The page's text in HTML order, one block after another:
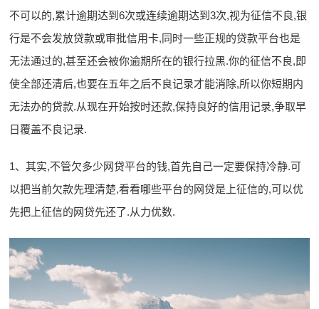
不可以的,累计逾期达到6次或连续逾期达到3次,视为征信不良,银
行是不会发放贷款或审批信用卡,同时一些正规的贷款平台也是
无法通过的,甚至还会被你逾期所在的银行拉黑.你的征信不良,即
使全部还清后,也要在五年之后不良记录才能消除,所以你短期内
无法办的贷款.从现在开始按时还款,保持良好的信用记录,争取早
日覆盖不良记录.
1、其实,不管欠多少网贷平台的钱,首先自己一定要保持冷静.可
以把当前欠款先理清楚,看看哪些平台的网贷是上征信的,可以优
先把上征信的网贷先还了.从力优数.